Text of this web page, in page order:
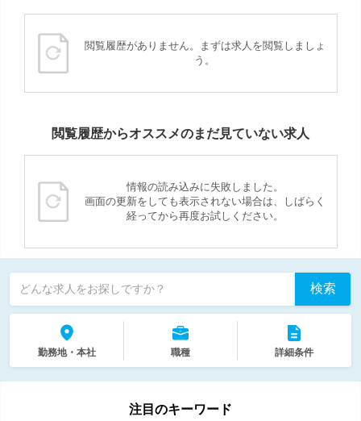
閲覧履歴がありません。まずは求人を閲覧しましょ
う。
閲覧履歴からオススメのまだ見ていない求人
情報の読み込みに失敗しました。
画面の更新をしても表示されない場合は、しばらく
経ってから再度お試しください。
どんな求人をお探しですか？ 検索
勤務地・本社 職種 詳細条件
注目のキーワード